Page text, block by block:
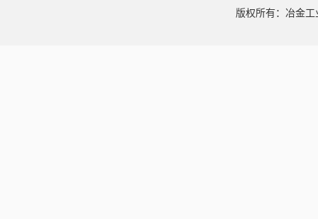
版权所有：冶金